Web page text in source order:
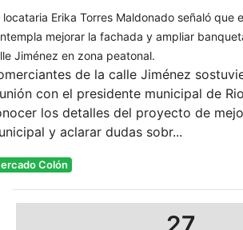
locataria Erika Torres Maldonado señaló que
mejorar la fachada y ampliar
Jiménez en zona peatonal.
de la calle Jiménez
con el presidente municipal de
los detalles del proyecto de
y aclarar dudas sobr...
Colón